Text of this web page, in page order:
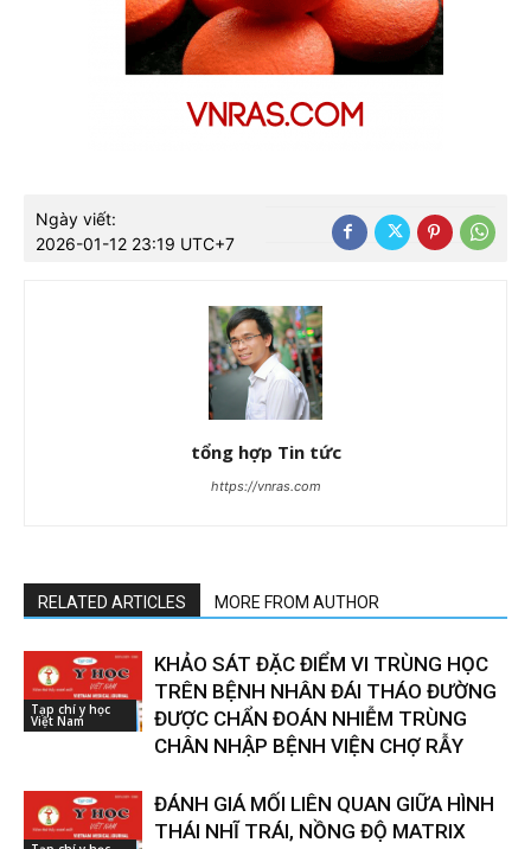
Ngày viết:
2026-01-12 23:19 UTC+7
tổng hợp Tin tức
https://vnras.com
RELATED ARTICLES MORE FROM AUTHOR
Tạp chí y học
Việt Nam
KHẢO SÁT ĐẶC ĐIỂM VI TRÙNG HỌC
TRÊN BỆNH NHÂN ĐÁI THÁO ĐƯỜNG
ĐƯỢC CHẨN ĐOÁN NHIỄM TRÙNG
CHÂN NHẬP BỆNH VIỆN CHỢ RẪY
ĐÁNH GIÁ MỐI LIÊN QUAN GIỮA HÌNH
THÁI NHĨ TRÁI, NỒNG ĐỘ MATRIX